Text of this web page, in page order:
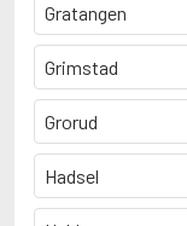
Gratangen
Grimstad
Grorud
Hadsel